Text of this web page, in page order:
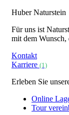
Huber Naturstein
Für uns ist
mit dem Wunsch,
Kontakt
Karriere (1)
Erleben Sie
Online
Tour